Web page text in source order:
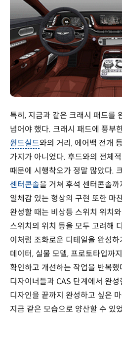
특히, 지금과 같은 크래시 패드를
넘어야 했다. 크래시 패드에 풍부
윈드실드와의 거리, 에어백 전개
가지가 아니었다. 후드와의 전체
때문에 시행착오가 정말 많았다.
센터콘솔을 거쳐 후석 센터콘솔
일체감 있는 형상의 구현 또한 마
완성할 때는 비상등 스위치 위치
스위치의 위치 등을 모두 고려해
이처럼 조화로운 디테일을 완성
데이터, 실물 모델, 프로토타입까
확인하고 개선하는 작업을 반복했
디자이너들과 CAS 단계에서 완
디자인을 끝까지 완성하고 싶은
지금 같은 모습으로 양산할 수 있